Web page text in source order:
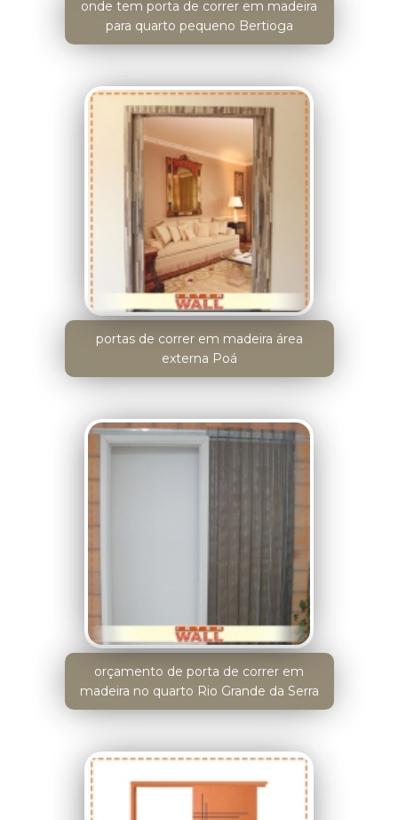
onde tem porta de correr em madeira
para quarto pequeno Bertioga
portas de correr em madeira área
externa Poá
orçamento de porta de correr em
madeira no quarto Rio Grande da Serra